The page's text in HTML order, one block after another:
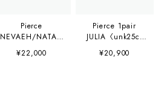
Pierce
NEVAEH/NATALI
A〈unk24-p078〉
¥22,000
Pierce 1pair
JULIA〈unk25c-
p008〉
¥20,900